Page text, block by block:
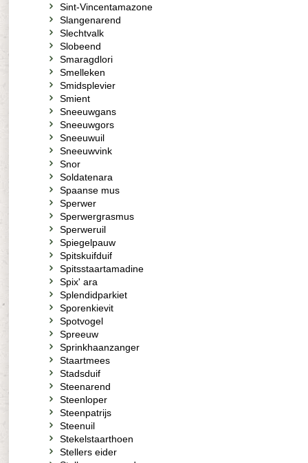
Sint-Vincentamazone
Slangenarend
Slechtvalk
Slobeend
Smaragdlori
Smelleken
Smidsplevier
Smient
Sneeuwgans
Sneeuwgors
Sneeuwuil
Sneeuwvink
Snor
Soldatenara
Spaanse mus
Sperwer
Sperwergrasmus
Sperweruil
Spiegelpauw
Spitskuifduif
Spitsstaartamadine
Spix' ara
Splendidparkiet
Sporenkievit
Spotvogel
Spreeuw
Sprinkhaanzanger
Staartmees
Stadsduif
Steenarend
Steenloper
Steenpatrijs
Steenuil
Stekelstaarthoen
Stellers eider